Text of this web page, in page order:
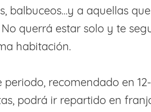
balbuceos…y a aquellas
querrá estar solo y te
habitación.
periodo, recomendado en
podrá ir repartido en